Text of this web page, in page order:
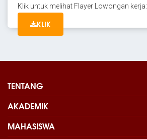
Klik untuk melihat Flayer Lowongan kerja:
KLIK
TENTANG
AKADEMIK
MAHASISWA